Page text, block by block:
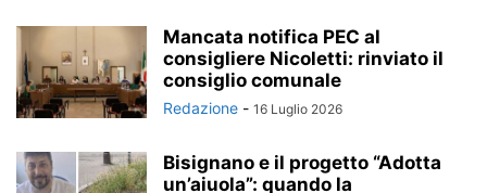
Mancata notifica PEC al
consigliere Nicoletti: rinviato il
consiglio comunale
Redazione - 16 Luglio 2026
Bisignano e il progetto “Adotta
un’aiuola”: quando la